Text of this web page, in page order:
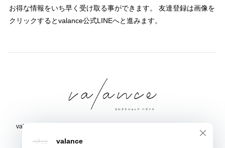
お得な情報をいち早く受け取る事ができます。 友達登録は画像を
クリックするとvalance公式LINEへと進みます。
valance 福井｜レディース セレクトショップ｜ファッション通販サイト
福井県鯖江市三六町1丁目1507